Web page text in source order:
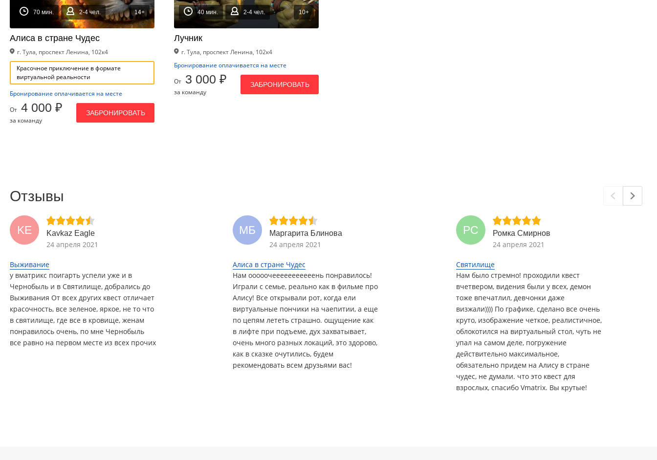
70 мин. 2-4 чел. 14+
Алиса в стране Чудес
г. Тула, проспект Ленина, 102к4
Красочное приключение в формате
виртуальной реальности
Бронирование оплачивается на месте
От 4 000 ₽
за команду
ЗАБРОНИРОВАТЬ
40 мин. 2-4 чел. 10+
Лучник
г. Тула, проспект Ленина, 102к4
Бронирование оплачивается на месте
От 3 000 ₽
за команду
ЗАБРОНИРОВАТЬ
Отзывы
KE Kavkaz Eagle
24 апреля 2021
Выживание
у вматрикс поигарть успели уже и в
Чернобыль и в Святилище, добрались до
Выживания От всех других квест отличает
красочность, все зеленое, яркое, не то что
в святилище, где все в кровище, женам
понравилось очень, по мне Чернобыль
все равно на первом месте из всех прочих
МБ Маргарита Блинова
24 апреля 2021
Алиса в стране Чудес
Нам ооооочееееееееееень понравилось!
Играли с семье, реально как в фильме про
Алису! Все открывали рот, когда ели
виртуальные пончики на чаепитии, а еще
по цепям лететь страшно. ощущение как
в лифте при подъеме, дух захватывает,
очень много разных локаций, это здорово,
как в сказке очутились, будем
рекомендовать всем друзьями вас!
РС Ромка Смирнов
24 апреля 2021
Святилище
Нам было стремно! проходили квест
вчетвером, видения были у всех, демон
тоже впечатлил, девчонки даже
визжали)))) По графике, сделано все очень
круто, изображение четкое, реалистичное,
облокотился на виртуальный стол, чуть не
упал на самом деле, погружение
действительно максимальное,
обязательно придем на Алису в стране
чудес, не думали. что это квест для
взрослых, спасибо Vmatrix. Вы крутые!